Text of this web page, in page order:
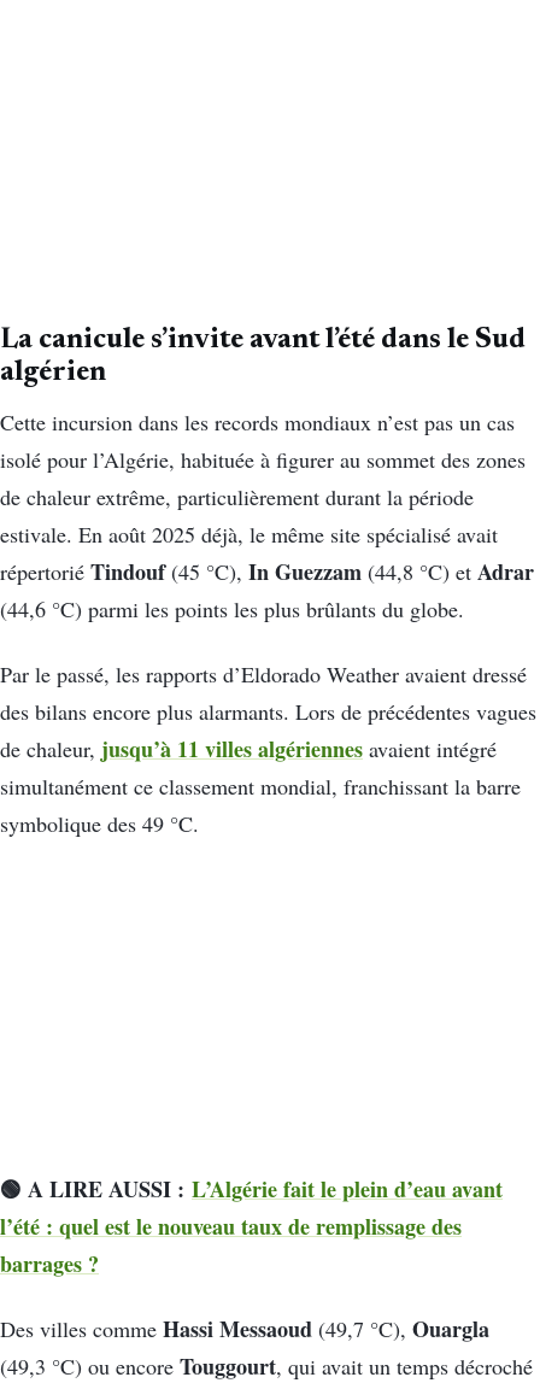
La canicule s’invite avant l’été dans le Sud
algérien
Cette incursion dans les records mondiaux n’est pas un cas
isolé pour l’Algérie, habituée à figurer au sommet des zones
de chaleur extrême, particulièrement durant la période
estivale. En août 2025 déjà, le même site spécialisé avait
répertorié Tindouf(45 °C), In Guezzam (44,8 °C) et Adrar
(44,6 °C) parmi les points les plus brûlants du globe.
Par le passé, les rapports d’Eldorado Weather avaient dressé
des bilans encore plus alarmants. Lors de précédentes vagues
de chaleur, jusqu’à 11 villes algériennes avaient intégré
simultanément ce classement mondial, franchissant la barre
symbolique des 49 °C.
🟢 A LIRE AUSSI : L’Algérie fait le plein d’eau avant
l’été : quel est le nouveau taux de remplissage des
barrages ?
Des villes comme Hassi Messaoud (49,7 °C), Ouargla
(49,3 °C) ou encore Touggourt, qui avait un temps décroché